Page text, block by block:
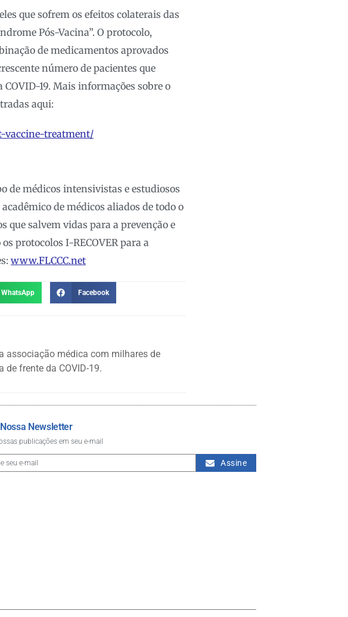
que sofrem os efeitos colaterais das
Pós-Vacina”. O protocolo,
de medicamentos aprovados
número de pacientes que
19. Mais informações sobre o
aqui:
vaccine-treatment/
de médicos intensivistas e estudiosos
de médicos aliados de todo o
que salvem vidas para a prevenção e
protocolos I-RECOVER para a
www.FLCCC.net
WhatsApp Facebook
associação médica com milhares de
frente da COVID-19.
Newsletter
publicações em seu e-mail
Assine